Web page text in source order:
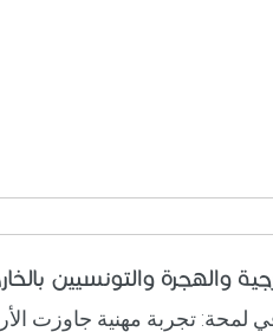
والهجرة والتونسيين
تجربة مهنية جاوزت